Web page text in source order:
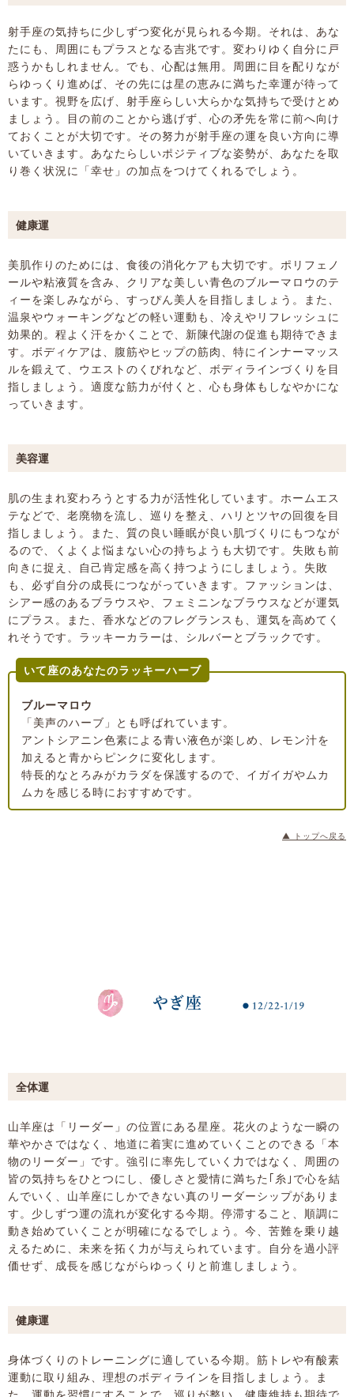
射手座の気持ちに少しずつ変化が見られる今期。それは、あな
たにも、周囲にもプラスとなる吉兆です。変わりゆく自分に戸
惑うかもしれません。でも、心配は無用。周囲に目を配りなが
らゆっくり進めば、その先には星の恵みに満ちた幸運が待って
います。視野を広げ、射手座らしい大らかな気持ちで受けとめ
ましょう。目の前のことから逃げず、心の矛先を常に前へ向け
ておくことが大切です。その努力が射手座の運を良い方向に導
いていきます。あなたらしいポジティブな姿勢が、あなたを取
り巻く状況に「幸せ」の加点をつけてくれるでしょう。
健康運
美肌作りのためには、食後の消化ケアも大切です。ポリフェノ
ールや粘液質を含み、クリアな美しい青色のブルーマロウのテ
ィーを楽しみながら、すっぴん美人を目指しましょう。また、
温泉やウォーキングなどの軽い運動も、冷えやリフレッシュに
効果的。程よく汗をかくことで、新陳代謝の促進も期待できま
す。ボディケアは、腹筋やヒップの筋肉、特にインナーマッス
ルを鍛えて、ウエストのくびれなど、ボディラインづくりを目
指しましょう。適度な筋力が付くと、心も身体もしなやかにな
っていきます。
美容運
肌の生まれ変わろうとする力が活性化しています。ホームエス
テなどで、老廃物を流し、巡りを整え、ハリとツヤの回復を目
指しましょう。また、質の良い睡眠が良い肌づくりにもつなが
るので、くよくよ悩まない心の持ちようも大切です。失敗も前
向きに捉え、自己肯定感を高く持つようにしましょう。失敗
も、必ず自分の成長につながっていきます。ファッションは、
シアー感のあるブラウスや、フェミニンなブラウスなどが運気
にプラス。また、香水などのフレグランスも、運気を高めてく
れそうです。ラッキーカラーは、シルバーとブラックです。
いて座のあなたのラッキーハーブ
ブルーマロウ
「美声のハーブ」とも呼ばれています。
アントシアニン色素による青い液色が楽しめ、レモン汁を
加えると青からピンクに変化します。
特長的なとろみがカラダを保護するので、イガイガやムカ
ムカを感じる時におすすめです。
▲ トップへ戻る
全体運
山羊座は「リーダー」の位置にある星座。花火のような一瞬の
華やかさではなく、地道に着実に進めていくことのできる「本
物のリーダー」です。強引に率先していく力ではなく、周囲の
皆の気持ちをひとつにし、優しさと愛情に満ちた｢糸｣で心を結
んでいく、山羊座にしかできない真のリーダーシップがありま
す。少しずつ運の流れが変化する今期。停滞すること、順調に
動き始めていくことが明確になるでしょう。今、苦難を乗り越
えるために、未来を拓く力が与えられています。自分を過小評
価せず、成長を感じながらゆっくりと前進しましょう。
健康運
身体づくりのトレーニングに適している今期。筋トレや有酸素
運動に取り組み、理想のボディラインを目指しましょう。ま